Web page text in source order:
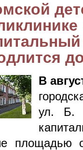
В
ул. Б.
площадью